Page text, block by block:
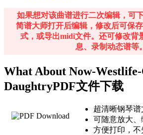
如果想对该曲谱进行二次编辑，可
简谱大师打开后编辑，修改后可保
式，或导出midi文件。还可修改背
息、录制动态谱等。
What About Now-
DaughtryPDF文件下载
超清晰钢琴谱
可随意放大、
方便打印，不